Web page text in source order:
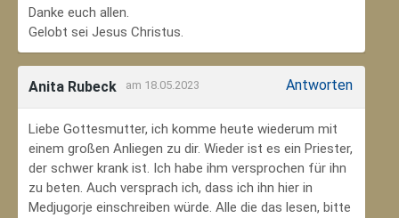
Danke euch allen.
Gelobt sei Jesus Christus.
Anita Rubeck am 18.05.2023 Antworten
Liebe Gottesmutter, ich komme heute wiederum mit
einem großen Anliegen zu dir. Wieder ist es ein Priester,
der schwer krank ist. Ich habe ihm versprochen für ihn
zu beten. Auch versprach ich, dass ich ihn hier in
Medjugorje einschreiben würde. Alle die das lesen, bitte